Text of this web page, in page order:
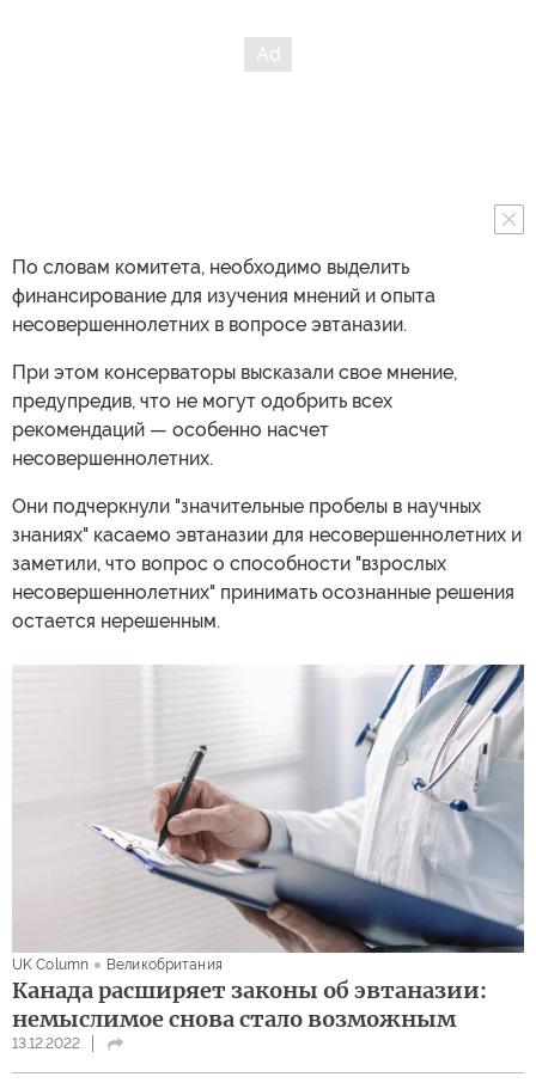
По словам комитета, необходимо выделить
финансирование для изучения мнений и опыта
несовершеннолетних в вопросе эвтаназии.
При этом консерваторы высказали свое мнение,
предупредив, что не могут одобрить всех
рекомендаций — особенно насчет
несовершеннолетних.
Они подчеркнули "значительные пробелы в научных
знаниях" касаемо эвтаназии для несовершеннолетних и
заметили, что вопрос о способности "взрослых
несовершеннолетних" принимать осознанные решения
остается нерешенным.
UK Column Великобритания
Канада расширяет законы об эвтаназии:
немыслимое снова стало возможным
13.12.2022